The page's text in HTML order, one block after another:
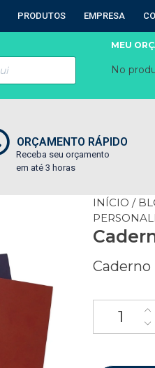
PRODUTOS EMPRESA
MEU
No
ORÇAMENTO RÁPIDO
Receba seu orçamento
em até 3 horas
INÍCIO /
Caderno